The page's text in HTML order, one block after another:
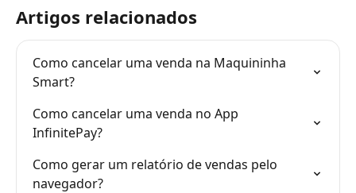
Artigos relacionados
Como cancelar uma venda na Maquininha
Smart?
Como cancelar uma venda no App
InfinitePay?
Como gerar um relatório de vendas pelo
navegador?